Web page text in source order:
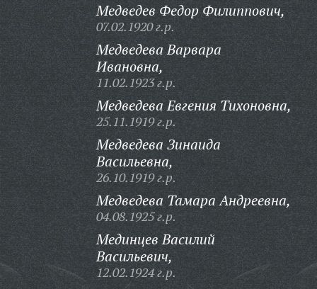
Медведев Федор Филиппович,
07.02.1920 г.р.
Медведева Варвара
Ивановна,
11.02.1923 г.р.
Медведева Евгения Тихоновна,
25.11.1919 г.р.
Медведева Зинаида
Васильевна,
26.10.1919 г.р.
Медведева Тамара Андреевна,
04.08.1925 г.р.
Мединцев Василий
Васильевич,
12.02.1924 г.р.